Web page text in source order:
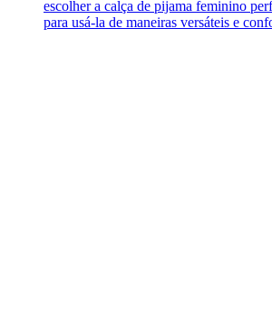
escolher a calça de pijama feminino
para usá-la de maneiras versáteis e